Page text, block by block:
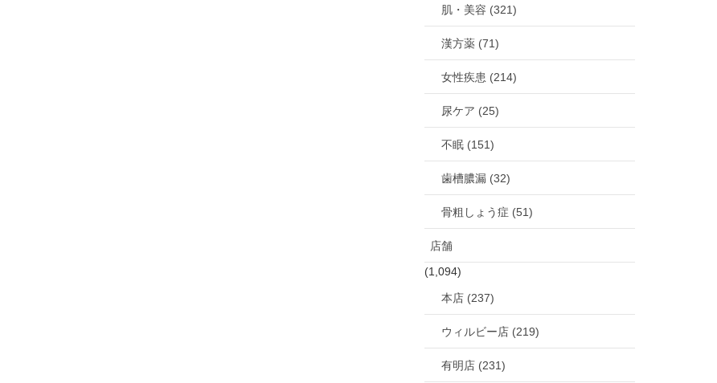
肌・美容 (321)
漢方薬 (71)
女性疾患 (214)
尿ケア (25)
不眠 (151)
歯槽膿漏 (32)
骨粗しょう症 (51)
店舗
(1,094)
本店 (237)
ウィルビー店 (219)
有明店 (231)